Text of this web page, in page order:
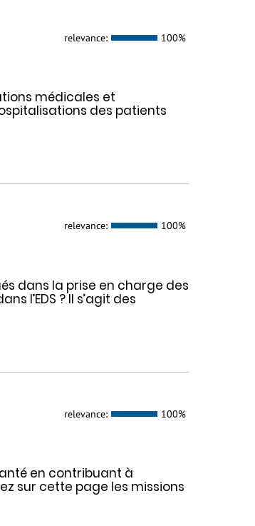
relevance: 100%
médicales et
des patients
relevance: 100%
dans la prise en charge des
l’EDS ? Il s’agit des
relevance: 100%
en contribuant à
sur cette page les missions